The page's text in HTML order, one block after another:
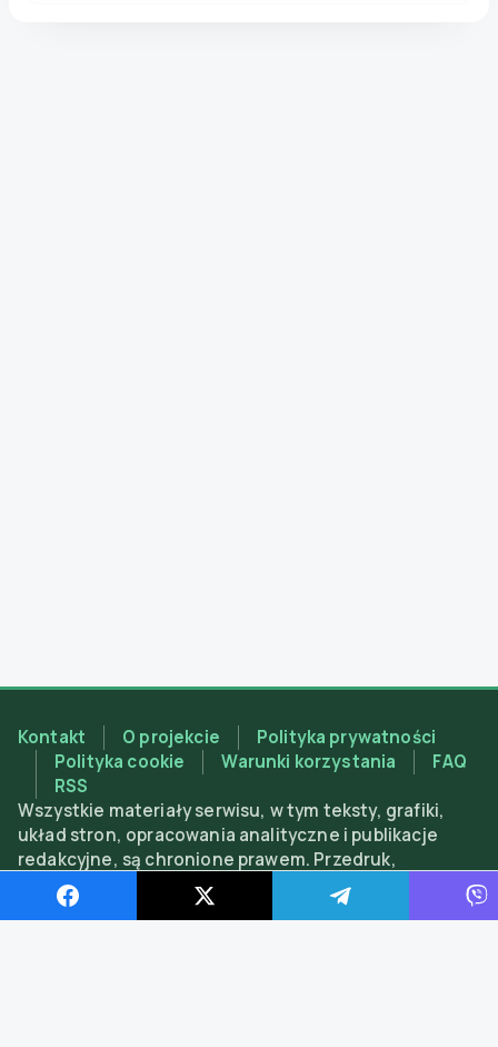
Kontakt O projekcie
Polityka prywatności
Polityka cookie
Warunki korzystania
FAQ
RSS
Wszystkie materiały serwisu, w tym teksty, grafiki,
układ stron, opracowania analityczne i publikacje
redakcyjne, są chronione prawem. Przedruk,
kopiowanie, adaptacja lub inne wykorzystanie
materiałów są dozwolone wyłącznie z obowiązkowym